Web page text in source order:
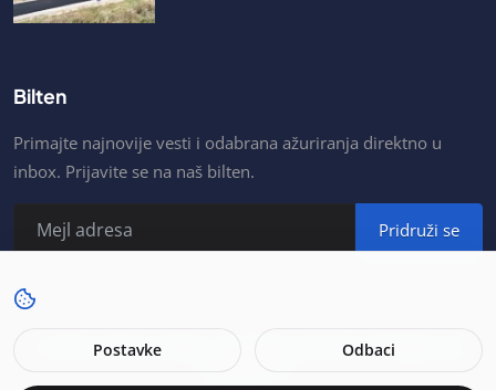
Bilten
Primajte najnovije vesti i odabrana ažuriranja direktno u
inbox. Prijavite se na naš bilten.
Pridruži se
© 2026. Portal As Šabac. All rights reserved. Developer by
Postavke Odbaci